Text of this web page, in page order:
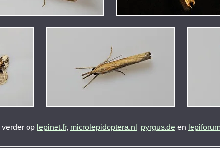
verder op lepinet.fr, microlepidoptera.nl , pyrgus.de en